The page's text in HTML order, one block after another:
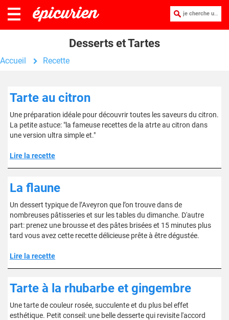
je cherche une recette :
Desserts et Tartes
Accueil Recette
Tarte au citron
Une préparation idéale pour découvrir toutes les saveurs du citron.
La petite astuce: "la fameuse recettes de la atrte au citron dans
une version ultra simple et."
Lire la recette
La flaune
Un dessert typique de l’Aveyron que l’on trouve dans de
nombreuses pâtisseries et sur les tables du dimanche. D'autre
part: prenez une brousse et des pâtes brisées et 15 minutes plus
tard vous avez cette recette délicieuse prête à être dégustée.
Lire la recette
Tarte à la rhubarbe et gingembre
Une tarte de couleur rosée, succulente et du plus bel effet
esthétique. Petit conseil: une belle desserte qui revisite l'accord